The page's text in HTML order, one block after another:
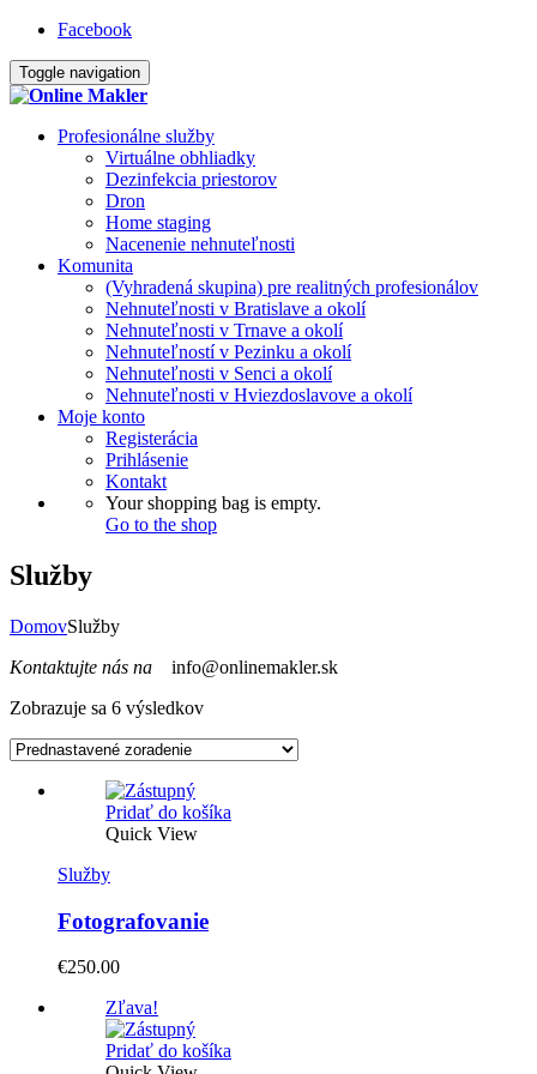
Facebook
Toggle navigation
Profesionálne služby
Virtuálne obhliadky
Dezinfekcia priestorov
Dron
Home staging
Nacenenie nehnuteľnosti
Komunita
(Vyhradená skupina) pre realitných profesionálov
Nehnuteľnosti v Bratislave a okolí
Nehnuteľnosti v Trnave a okolí
Nehnuteľností v Pezinku a okolí
Nehnuteľnosti v Senci a okolí
Nehnuteľnosti v Hviezdoslavove a okolí
Moje konto
Registerácia
Prihlásenie
Kontakt
Your shopping bag is empty.
Go to the shop
Služby
DomovSlužby
Kontaktujte nás na
info@onlinemakler.sk
Zobrazuje sa 6 výsledkov
Pridať do košíka
Quick View
Služby
Fotografovanie
€250.00
Zľava!
Pridať do košíka